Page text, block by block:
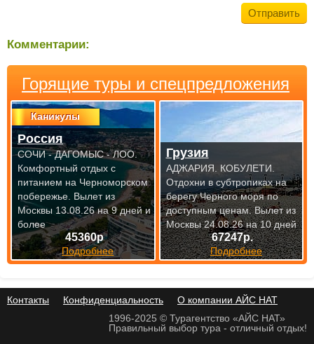
Комментарии:
Горящие туры и спецпредложения
Каникулы
45360р
Подробнее
Россия
СОЧИ - ДАГОМЫС - ЛОО.
Комфортный отдых с
питанием на Черноморском
побережье. Вылет из
Москвы 13.08.26 на 9 дней и
более
67247р.
Подробнее
Грузия
АДЖАРИЯ. КОБУЛЕТИ.
Отдохни в субтропиках на
берегу Черного моря по
доступнымценам. Вылет из
Москвы 24.08.26 на 10 дней
Контакты Конфиденциальность
О компании АЙС НАТ
1996-2025 © Турагентство «АЙС НАТ»
Правильный выбор тура - отличный отдых!